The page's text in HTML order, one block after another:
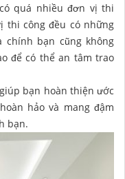
quá nhiều đơn vị thi
thi công đều có những
chính bạn cũng không
để có thể an tâm trao
bạn hoàn thiện ước
hảo và mang đậm
bạn.